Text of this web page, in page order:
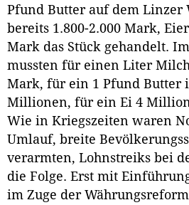
Pfund Butter auf dem Linzer
bereits 1.800-2.000 Mark,
Mark das Stück gehandelt.
mussten für einen Liter
Mark, für ein 1 Pfund Butter
Millionen, für ein Ei 4
Wie in Kriegszeiten waren
Umlauf, breite
verarmten, Lohnstreiks bei
die Folge. Erst mit
im Zuge der